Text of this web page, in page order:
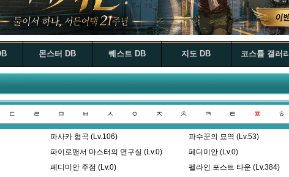
몬스터 DB 퀘스트 DB 지도 DB 코스튬 갤러리
ㄷ ㄹ ㅁ ㅂ ㅅ ㅇ ㅈ ㅊ ㅋ ㅌ ㅍ ㅎ
파사카 협곡 (Lv.106)
파수꾼의 묘역 (Lv.53)
파이로맨서 마스터의 연구실 (Lv.0)
페디미안 (Lv.0)
페디미안 주점 (Lv.0)
펠라인 포스트 타운 (Lv.384)